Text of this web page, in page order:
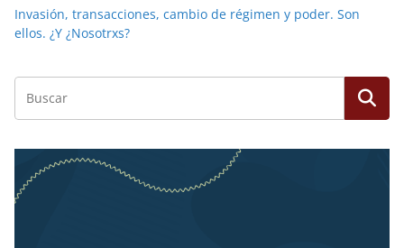
Invasión, transacciones, cambio de régimen y poder. Son
ellos. ¿Y ¿Nosotrxs?